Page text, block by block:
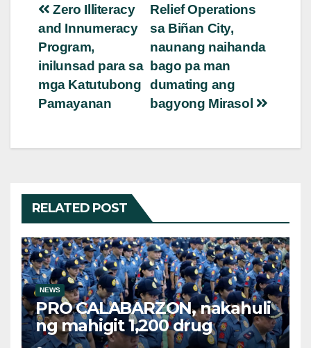
Post
navigation
Relief Operations
sa Biñan City,
naunang naihanda
bago pa man
dumating ang
bagyong Mirasol
Zero Illiteracy
and Innumeracy
Program,
inilunsad para sa
mga Katutubong
Pamayanan
RELATED POST
NEWS
PRO CALABARZON, nakahuli
ng mahigit 1,200 drug
suspects at tinatayang nasa